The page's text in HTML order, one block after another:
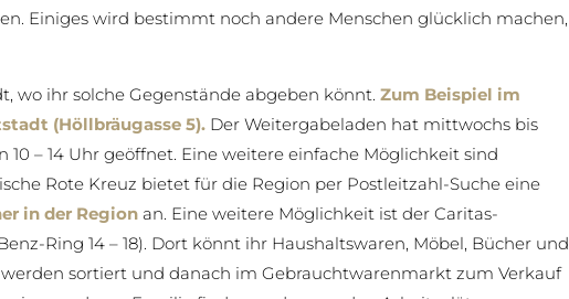
Einiges wird bestimmt noch andere Menschen glücklich machen,
wo ihr solche Gegenstände abgeben könnt. Zum Beispiel im
(Höllbräugasse 5). Der Weitergabeladen hat mittwochs bis
10 – 14 Uhr geöffnet. Eine weitere einfache Möglichkeit sind
Rote Kreuz bietet für die Region per Postleitzahl-Suche eine
in der Region an. Eine weitere Möglichkeit ist der Caritas-
Ring 14 – 18). Dort könnt ihr Haushaltswaren, Möbel, Bücher und
sortiert und danach im Gebrauchtwarenmarkt zum Verkauf